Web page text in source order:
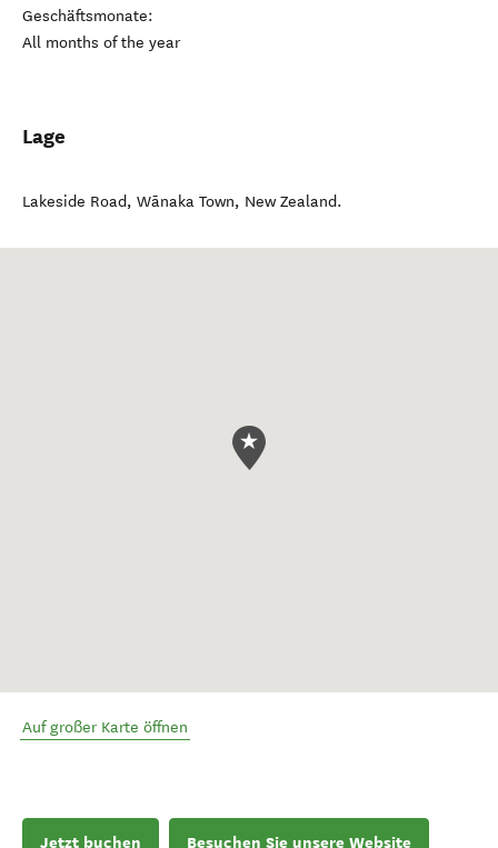
Geschäftsmonate:
All months of the year
Lage
Lakeside Road, Wānaka Town, New Zealand.
Auf großer Karte öffnen
Jetzt buchen Besuchen Sie unsere Website